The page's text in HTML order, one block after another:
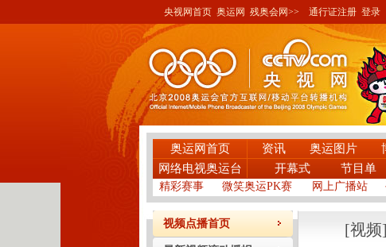
央视网首页 奥运网 残奥会网>> 通行证注册 登录
奥运网首页 资讯 奥运图片
网络电视奥运台
开幕式 节目单
精彩赛事 微笑奥运PK赛 网上广播站
视频点播首页 [视频